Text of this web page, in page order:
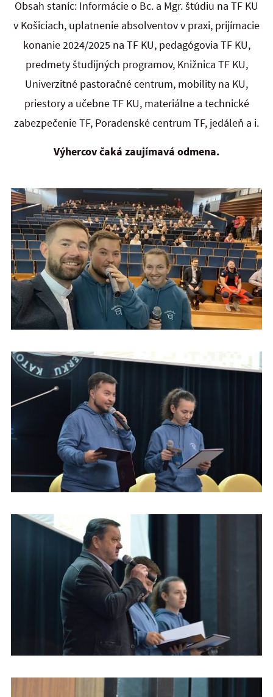
Obsah staníc: Informácie o Bc. a Mgr. štúdiu na TF KU
v Košiciach, uplatnenie absolventov v praxi, prijímacie
konanie 2024/2025 na TF KU, pedagógovia TF KU,
predmety študijných programov, Knižnica TF KU,
Univerzitné pastoračné centrum, mobility na KU,
priestory a učebne TF KU, materiálne a technické
zabezpečenie TF, Poradenské centrum TF, jedáleň a i.
Výhercov čaká zaujímavá odmena.